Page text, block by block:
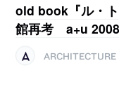
old book『ル・
館再考 a+u 2008
ARCHITECTURE